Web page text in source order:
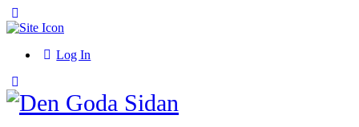
Side
Log In
Side
Panel